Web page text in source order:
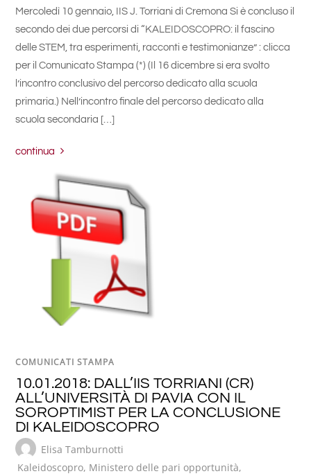
Mercoledì 10 gennaio, IIS J. Torriani di Cremona Si è concluso il
secondo dei due percorsi di “KALEIDOSCOPRO: il fascino
delle STEM, tra esperimenti, racconti e testimonianze” : clicca
per il Comunicato Stampa (*) (Il 16 dicembre si era svolto
l’incontro conclusivo del percorso dedicato alla scuola
primaria.) Nell’incontro finale del percorso dedicato alla
scuola secondaria […]
continua
COMUNICATI STAMPA
10.01.2018: DALL’IIS TORRIANI (CR)
ALL’UNIVERSITÀ DI PAVIA CON IL
SOROPTIMIST PER LA CONCLUSIONE
DI KALEIDOSCOPRO
Elisa Tamburnotti
Kaleidoscopro, Ministero delle pari opportunità,